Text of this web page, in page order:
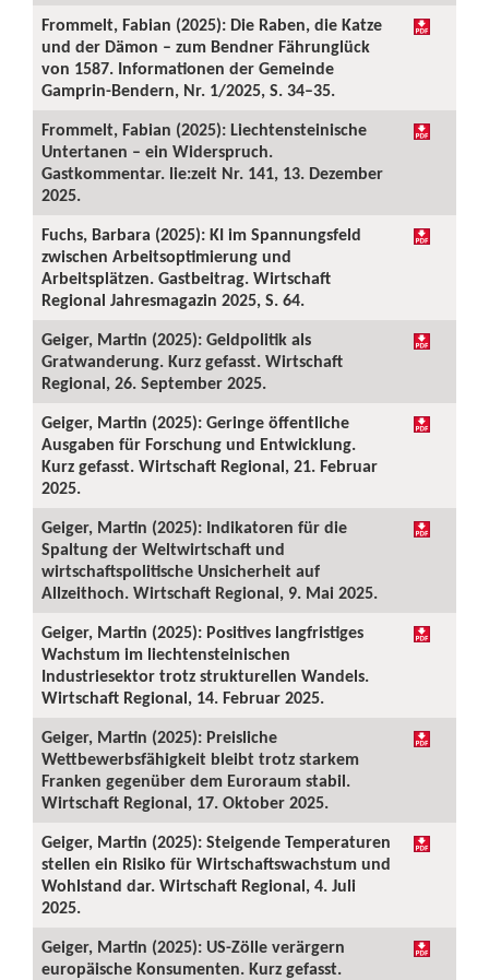
Frommelt, Fabian (2025): Die Raben, die Katze
und der Dämon – zum Bendner Fährunglück
von 1587. Informationen der Gemeinde
Gamprin-Bendern, Nr. 1/2025, S. 34–35.
Frommelt, Fabian (2025): Liechtensteinische
Untertanen – ein Widerspruch.
Gastkommentar. lie:zeit Nr. 141, 13. Dezember
2025.
Fuchs, Barbara (2025): KI im Spannungsfeld
zwischen Arbeitsoptimierung und
Arbeitsplätzen. Gastbeitrag. Wirtschaft
Regional Jahresmagazin 2025, S. 64.
Geiger, Martin (2025): Geldpolitik als
Gratwanderung. Kurz gefasst. Wirtschaft
Regional, 26. September 2025.
Geiger, Martin (2025): Geringe öffentliche
Ausgaben für Forschung und Entwicklung.
Kurz gefasst. Wirtschaft Regional, 21. Februar
2025.
Geiger, Martin (2025): Indikatoren für die
Spaltung der Weltwirtschaft und
wirtschaftspolitische Unsicherheit auf
Allzeithoch. Wirtschaft Regional, 9. Mai 2025.
Geiger, Martin (2025): Positives langfristiges
Wachstum im liechtensteinischen
Industriesektor trotz strukturellen Wandels.
Wirtschaft Regional, 14. Februar 2025.
Geiger, Martin (2025): Preisliche
Wettbewerbsfähigkeit bleibt trotz starkem
Franken gegenüber dem Euroraum stabil.
Wirtschaft Regional, 17. Oktober 2025.
Geiger, Martin (2025): Steigende Temperaturen
stellen ein Risiko für Wirtschaftswachstum und
Wohlstand dar. Wirtschaft Regional, 4. Juli
2025.
Geiger, Martin (2025): US-Zölle verärgern
europäische Konsumenten. Kurz gefasst.